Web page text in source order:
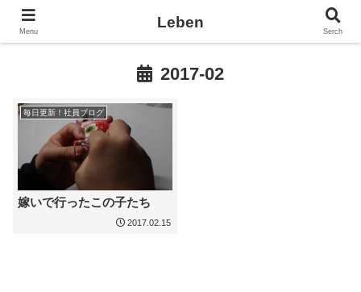
2017-02
毎日更新！社員ブログ
嫁いで行ったこの子たち
2017.02.15
Menu
Leben
Serch